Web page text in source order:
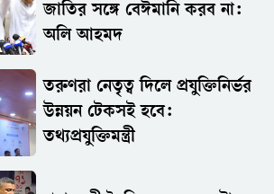
জাতির সঙ্গে বেঈমানি করব না:
অলি আহমদ
তরুণরা নেতৃত্ব দিলে প্রযুক্তিনির্ভর
উন্নয়ন টেকসই হবে:
তথ্যপ্রযুক্তিমন্ত্রী